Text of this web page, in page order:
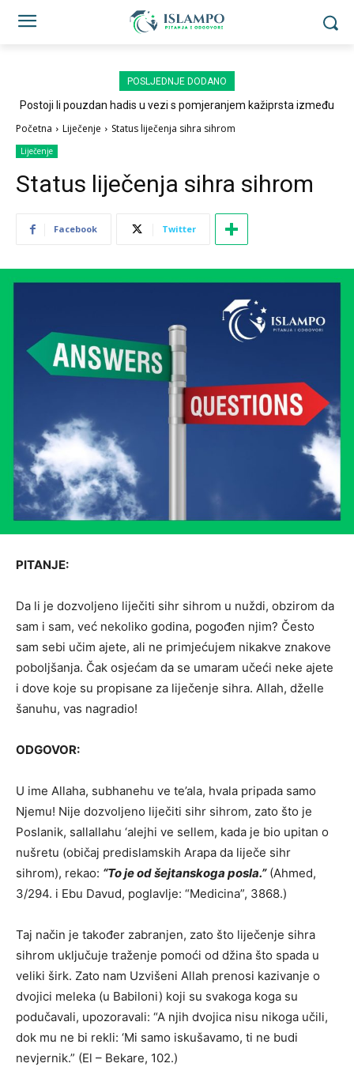
POSLJEDNJE DODANO
Postoji li pouzdan hadis u vezi s pomjeranjem kažiprsta između
Početna Liječenje Status liječenja sihra sihrom
Liječenje
Status liječenja sihra sihrom
Facebook Twitter
PITANJE:
Da li je dozvoljeno liječiti sihr sihrom u nuždi, obzirom da
sam i sam, već nekoliko godina, pogođen njim? Često
sam sebi učim ajete, ali ne primjećujem nikakve znakove
poboljšanja. Čak osjećam da se umaram učeći neke ajete
i dove koje su propisane za liječenje sihra. Allah, dželle
šanuhu, vas nagradio!
ODGOVOR:
U ime Allaha, subhanehu ve te’ala, hvala pripada samo
Njemu! Nije dozvoljeno liječiti sihr sihrom, zato što je
Poslanik, sallallahu ‘alejhi ve sellem, kada je bio upitan o
nušretu (običaj predislamskih Arapa da liječe sihr
sihrom), rekao: “To je od šejtanskoga posla.”(Ahmed,
3/294. i Ebu Davud, poglavlje: “Medicina”, 3868.)
Taj način je također zabranjen, zato što liječenje sihra
sihrom uključuje traženje pomoći od džina što spada u
veliki širk. Zato nam Uzvišeni Allah prenosi kazivanje o
dvojici meleka (u Babiloni) koji su svakoga koga su
podučavali, upozoravali: “A njih dvojica nisu nikoga učili,
dok mu ne bi rekli: ‘Mi samo iskušavamo, ti ne budi
nevjernik.” (El – Bekare, 102.)